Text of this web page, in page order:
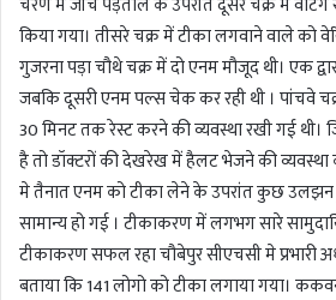
किया गया। तीसरे चक्र में टीका लगवाने वाले को
गुजरना पड़ा चौथे चक्र में दो एनम मौजूद थी। एक
जबकि दूसरी एनम पल्स चेक कर रही थी । पांचवे
30 मिनट तक रेस्ट करने की व्यवस्था रखी गई थी।
है तो डॉक्टरों की देखरेख में हैलट भेजने की व्यवस्था
मे तैनात एनम को टीका लेने के उपरांत कुछ उलझन
सामान्य हो गई । टीकाकरण में लगभग सारे
टीकाकरण सफल रहा चौबेपुर सीएचसी मे प्रभारी
बताया कि 141 लोगो को टीका लगाया गया। ककवन